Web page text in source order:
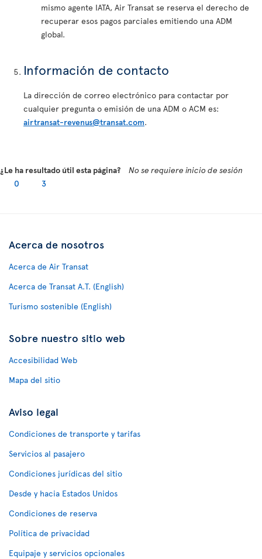
mismo agente IATA, Air Transat se reserva el derecho de
recuperar esos pagos parciales emitiendo una ADM
global.
Información de contacto
La dirección de correo electrónico para contactar por
cualquier pregunta o emisión de una ADM o ACM es:
airtransat-revenus@transat.com.
¿Le ha resultado útil esta página?
No se requiere inicio de sesión
0
3
Acerca de nosotros
Acerca de Air Transat
Acerca de Transat A.T. (English)
Turismo sostenible (English)
Sobre nuestro sitio web
Accesibilidad Web
Mapa del sitio
Aviso legal
Condiciones de transporte y tarifas
Servicios al pasajero
Condiciones jurídicas del sitio
Desde y hacia Estados Unidos
Condiciones de reserva
Política de privacidad
Equipaje y servicios opcionales